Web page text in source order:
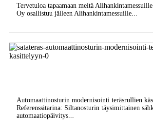
Tervetuloa tapaamaan meitä
Oy osallistuu jälleen Alihankintamessuille...
Automaattinosturin modernisointi teräsrullien
Referenssitarina: Siltanosturin täysimittainen
automaatiopäivitys...